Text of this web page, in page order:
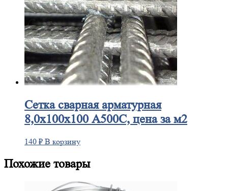
Сеткасварная арматурная
8,0х100х100 А500С, цена за м2
140 ₽ В корзину
Похожие товары